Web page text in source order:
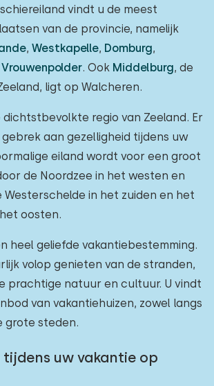
vindt u de meest
van de provincie, namelijk
, Westkapelle, Domburg,
Vrouwenpolder. Ook Middelburg, de
ligt op Walcheren.
dichtstbevolkte regio van Zeeland. Er
gebrek aan gezelligheid tijdens uw
eiland wordt voor een groot
de Noordzee in het westen en
Westerschelde in het zuiden en het
oosten.
heel geliefde vakantiebestemming.
volop genieten van de stranden,
prachtige natuur en cultuur. U vindt
van vakantiehuizen, zowel langs
grote steden.
uw vakantie op